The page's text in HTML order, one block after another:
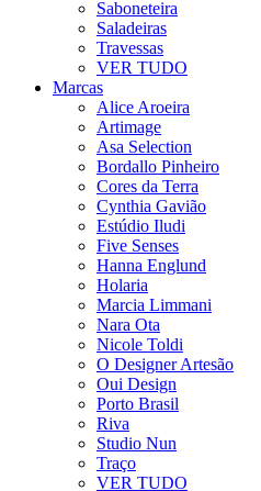
Saboneteira
Saladeiras
Travessas
VER TUDO
Marcas
Alice Aroeira
Artimage
Asa Selection
Bordallo Pinheiro
Cores da Terra
Cynthia Gavião
Estúdio Iludi
Five Senses
Hanna Englund
Holaria
Marcia Limmani
Nara Ota
Nicole Toldi
O Designer Artesão
Oui Design
Porto Brasil
Riva
Studio Nun
Traço
VER TUDO